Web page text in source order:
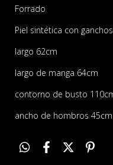
Forrado
Piel sintética con
largo 62cm
largo de manga 64cm
contorno de busto
ancho de hombros 45cm